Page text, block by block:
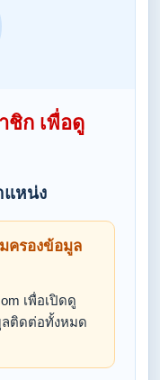
ชิก เพื่อดู
แหน่ง
ครองข้อมูล
เพื่อเปิดดู
ลติดต่อทั้งหมด